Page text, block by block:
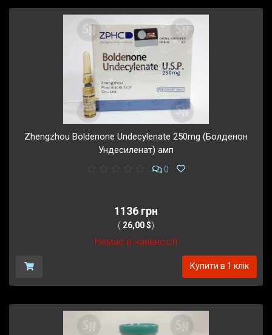
Zhengzhou Boldenone Undecylenate 250mg (Болденон
Ундесиленат) амп
0
1136 грн
( 26,00 $)
Немає в наявності
Купити в 1 клік